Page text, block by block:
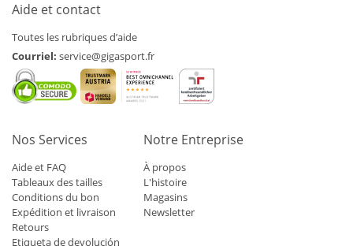
Aide et contact
Toutes les rubriques d’aide
Courriel: service@gigasport.fr
Nos Services
Aide et FAQ
Tableaux des tailles
Conditions du bon
Expédition et livraison
Retours
Etiqueta de devolución
Notre Entreprise
À propos
L'histoire
Magasins
Newsletter